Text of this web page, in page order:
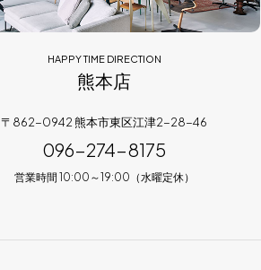
HAPPY TIME DIRECTION
熊本店
〒862-0942 熊本市東区江津2-28-46
096-274-8175
営業時間 10:00～19:00（水曜定休）